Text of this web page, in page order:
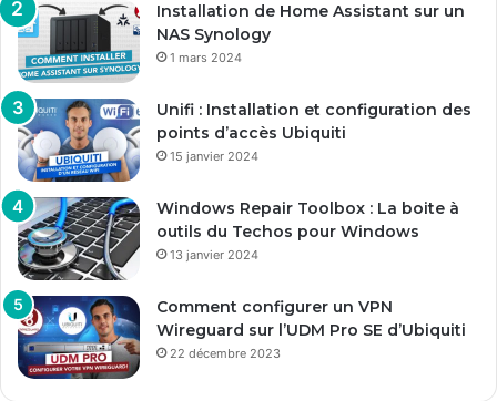
Installation de Home Assistant sur un
NAS Synology
1 mars 2024
Unifi : Installation et configuration des
points d’accès Ubiquiti
15 janvier 2024
Windows Repair Toolbox : La boite à
outils du Techos pour Windows
13 janvier 2024
Comment configurer un VPN
Wireguard sur l’UDM Pro SE d’Ubiquiti
22 décembre 2023